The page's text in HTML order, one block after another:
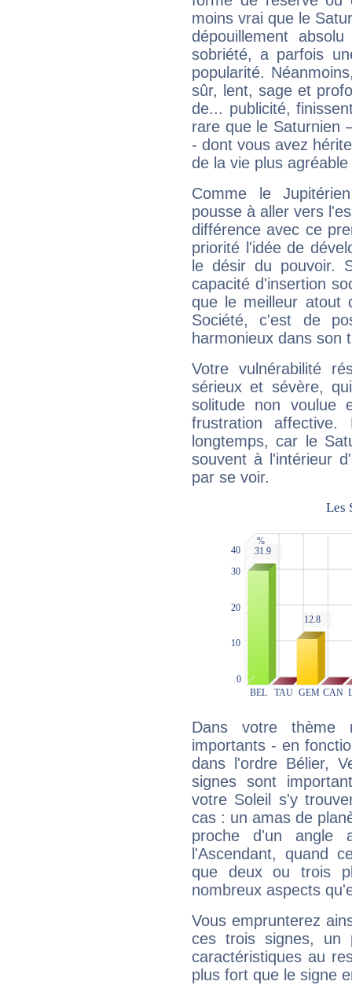
moins vrai que le
dépouillement
sobriété, a parfois
popularité.
sûr, lent, sage et
de... publicité,
rare que le Saturnien
- dont vous avez
de la vie plus
Comme le
pousse à aller vers
différence avec ce
priorité l'idée de
le désir du pouvoir.
capacité d'insertion
que le meilleur atout
Société, c'est de
harmonieux dans son
Votre vulnérabilité
sérieux et sévère,
solitude non voulue
frustration
longtemps, car le
souvent à l'intérieur
par se voir.
Dans votre thème
importants - en
dans l'ordre Bélier,
signes sont
votre Soleil s'y
cas : un amas de
proche d'un
l'Ascendant, quand
que deux ou trois
nombreux aspects
Vous emprunterez
ces trois signes, un
caractéristiques au
plus fort que le signe